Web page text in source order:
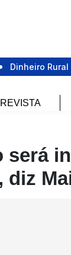
Dinheiro Rural
REVISTA
será
diz